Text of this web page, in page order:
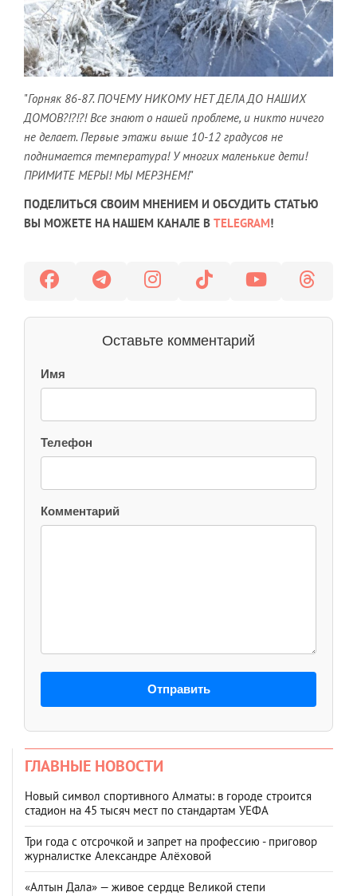
"Горняк 86-87. ПОЧЕМУ НИКОМУ НЕТ ДЕЛА ДО НАШИХ
ДОМОВ?!?!?! Все знают о нашей проблеме, и никто ничего
не делает. Первые этажи выше 10-12 градусов не
поднимается температура! У многих маленькие дети!
ПРИМИТЕ МЕРЫ! МЫ МЕРЗНЕМ!"
ПОДЕЛИТЬСЯ СВОИМ МНЕНИЕМ И ОБСУДИТЬ СТАТЬЮ
ВЫ МОЖЕТЕ НА НАШЕМ КАНАЛЕ В TELEGRAM!
Оставьте комментарий
Имя
Телефон
Комментарий
Отправить
ГЛАВНЫЕ НОВОСТИ
Новый символ спортивного Алматы: в городе строится
стадион на 45 тысяч мест по стандартам УЕФА
Три года с отсрочкой и запрет на профессию - приговор
журналистке Александре Алёховой
«Алтын Дала» — живое сердце Великой степи